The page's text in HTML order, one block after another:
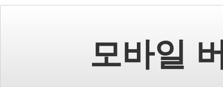
모바일